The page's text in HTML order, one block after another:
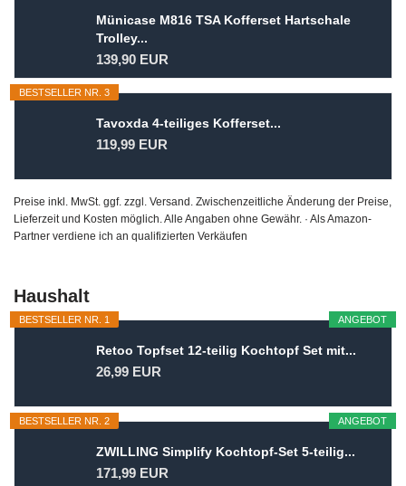
Münicase M816 TSA Kofferset Hartschale
Trolley...
139,90 EUR
BESTSELLER NR. 3
Tavoxda 4-teiliges Kofferset...
119,99 EUR
Preise inkl. MwSt. ggf. zzgl. Versand. Zwischenzeitliche Änderung der Preise,
Lieferzeit und Kosten möglich. Alle Angaben ohne Gewähr. · Als Amazon-
Partner verdiene ich an qualifizierten Verkäufen
Haushalt
ANGEBOT
BESTSELLER NR. 1
Retoo Topfset 12-teilig Kochtopf Set mit...
26,99 EUR
ANGEBOT
BESTSELLER NR. 2
ZWILLING Simplify Kochtopf-Set 5-teilig...
171,99 EUR